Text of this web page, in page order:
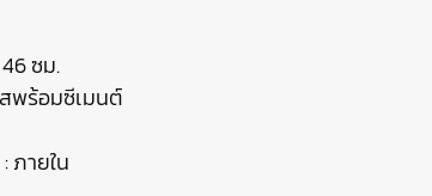
ซม.
พร้อมซีเมนต์
ภายใน